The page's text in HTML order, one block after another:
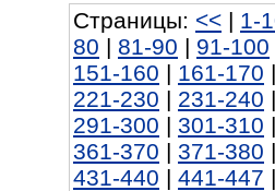
Страницы: << | 1-
80 | 81-90 | 91-100
151-160 | 161-170 |
221-230 | 231-240 |
291-300 | 301-310 |
361-370 | 371-380 |
431-440 | 441-447 |